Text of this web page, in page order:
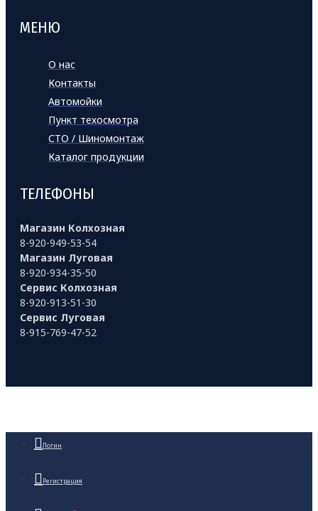
МЕНЮ
О нас
Контакты
Автомойки
Пункт техосмотра
СТО / Шиномонтаж
Каталог продукции
ТЕЛЕФОНЫ
Магазин Колхозная
8-920-949-53-54
Магазин Луговая
8-920-934-35-50
Сервис Колхозная
8-920-913-51-30
Сервис Луговая
8-915-769-47-52
Логин
Регистрация